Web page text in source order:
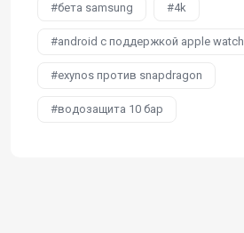
бета samsung 4k
android с поддержкой apple watch
exynos против snapdragon
водозащита 10 бар